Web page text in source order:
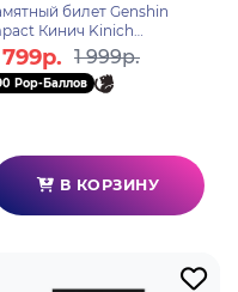
билет Genshin
Кинич Kinich
Land of Pyro Pull
Ticket 6942421157731
799р. 1 999р.
Pop-Баллов
В КОРЗИНУ